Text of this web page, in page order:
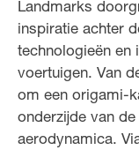
Landmarks
inspiratie achter
technologieën en
voertuigen. Van
om een origami-
onderzijde van
aerodynamica.